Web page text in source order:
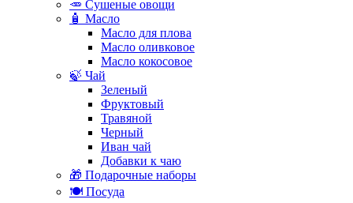
🥕 Сушеные овощи
🧴 Масло
Масло для плова
Масло оливковое
Масло кокосовое
🍃 Чай
Зеленый
Фруктовый
Травяной
Черный
Иван чай
Добавки к чаю
🎁 Подарочные наборы
🍽️ Посуда